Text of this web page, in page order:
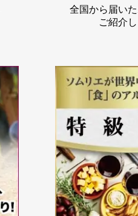
全国から届い
ご紹介し